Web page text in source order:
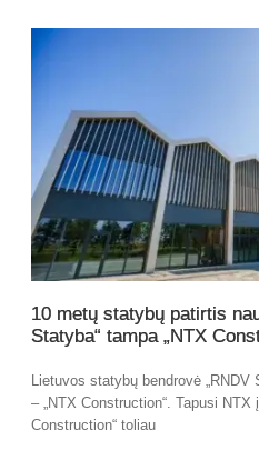
10 metų statybų patirtis
Statyba“ tampa „NTX
Lietuvos statybų bendrovė
– „NTX Construction“. Tapusi NTX
Construction“ toliau